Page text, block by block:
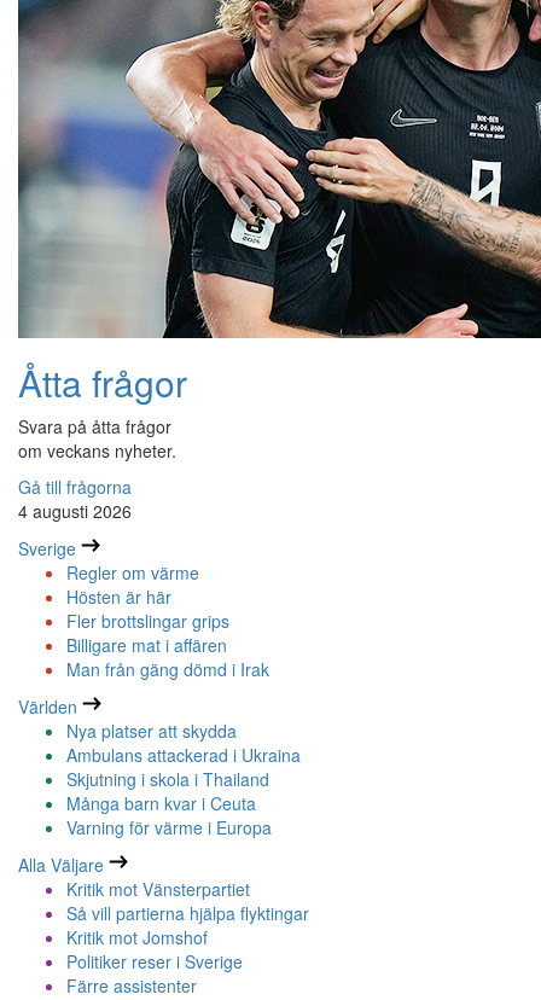
Åtta frågor
Svara på åtta frågor
om veckans nyheter.
Gå till frågorna
4 augusti 2026
Sverige
Regler om värme
Hösten är här
Fler brottslingar grips
Billigare mat i affären
Man från gäng dömd i Irak
Världen
Nya platser att skydda
Ambulans attackerad i Ukraina
Skjutning i skola i Thailand
Många barn kvar i Ceuta
Varning för värme i Europa
Alla Väljare
Kritik mot Vänsterpartiet
Så vill partierna hjälpa flyktingar
Kritik mot Jomshof
Politiker reser i Sverige
Färre assistenter